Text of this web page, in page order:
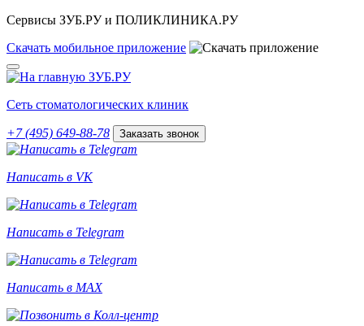
Сервисы ЗУБ.РУ и ПОЛИКЛИНИКА.РУ
Скачать мобильное приложение
Сеть стоматологических клиник
+7 (495) 649-88-78 Заказать звонок
Написать в VK
Написать в Telegram
Написать в MAX